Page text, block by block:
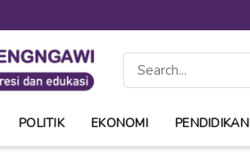
POLITIK EKONOMI PENDIDIKAN